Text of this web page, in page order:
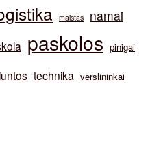
maistas
namai
paskolos pinigai
technika verslininkai